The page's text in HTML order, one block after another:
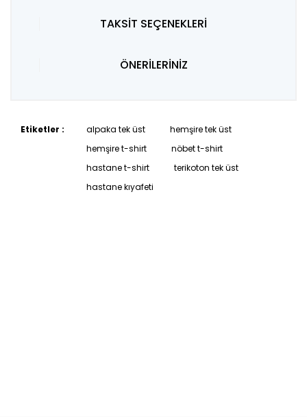
TAKSİT SEÇENEKLERİ
ÖNERİLERİNİZ
Etiketler : alpaka tek üst
hemşire tek üst
hemşire t-shirt
nöbet t-shirt
hastane t-shirt
terikoton tek üst
hastane kıyafeti